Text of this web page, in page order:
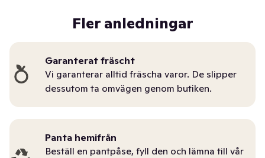
Fler anledningar
Garanterat fräscht
Vi garanterar alltid fräscha varor. De slipper
dessutom ta omvägen genom butiken.
Panta hemifrån
Beställ en pantpåse, fyll den och lämna till vår